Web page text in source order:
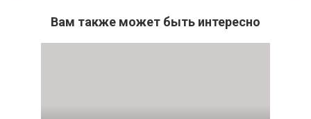
Вам также может быть интересно